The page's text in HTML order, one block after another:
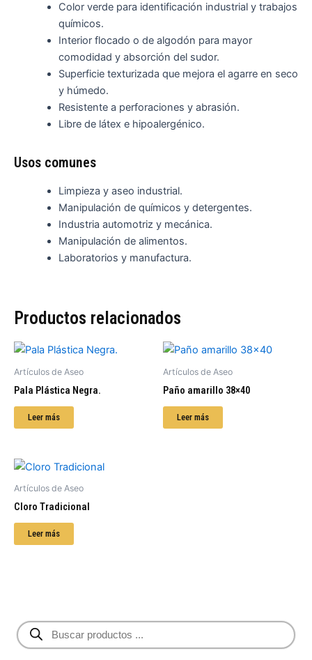
B
ú
Color verde para identificación industrial y trabajos
químicos.
Interior flocado o de algodón para mayor
comodidad y absorción del sudor.
Superficie texturizada que mejora el agarre en seco
y húmedo.
Resistente a perforaciones y abrasión.
Libre de látex e hipoalergénico.
Usos comunes
Limpieza y aseo industrial.
Manipulación de químicos y detergentes.
Industria automotriz y mecánica.
Manipulación de alimentos.
Laboratorios y manufactura.
Productos relacionados
Artículos de Aseo
Pala Plástica Negra.
Leer más
Artículos de Aseo
Paño amarillo 38×40
Leer más
Artículos de Aseo
Cloro Tradicional
Leer más